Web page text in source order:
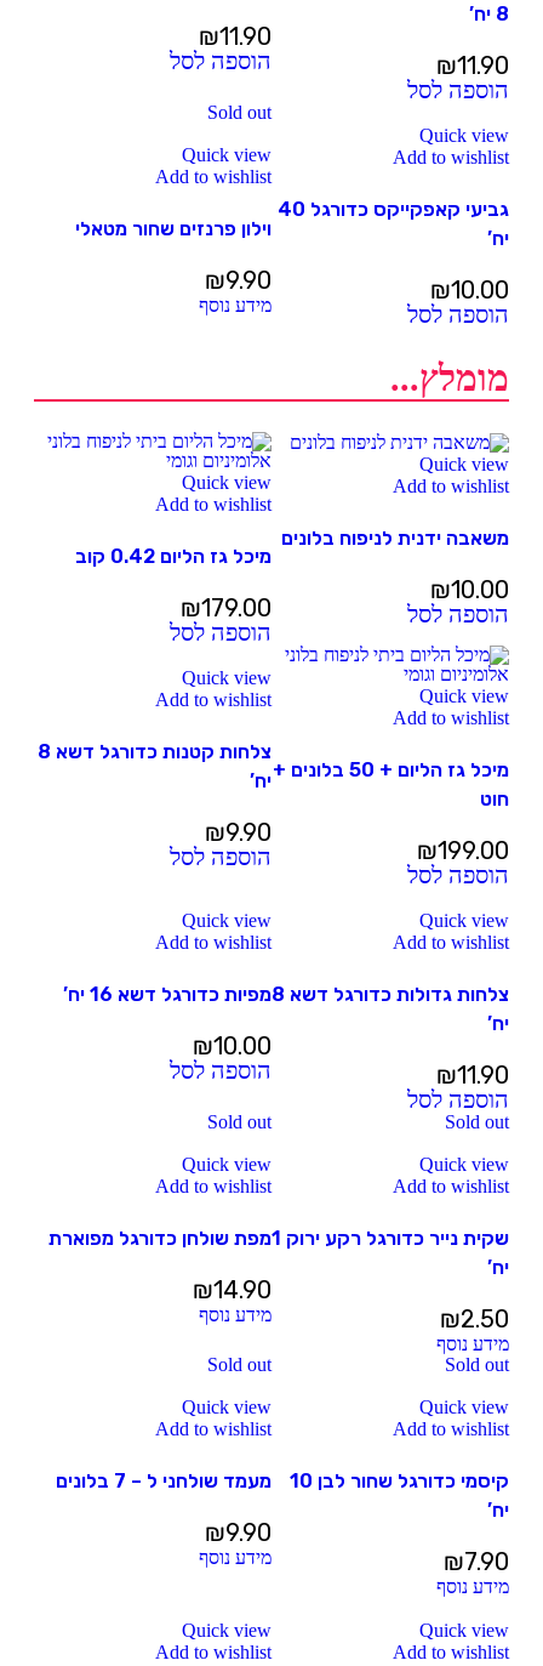
8 יח’
₪11.90
הוספה לסל
₪11.90
הוספה לסל
Quick view
Add to wishlist
גביעי קאפקייקס כדורגל 40
יח’
₪10.00
הוספה לסל
Sold out
Quick view
Add to wishlist
וילון פרנזים שחור מטאלי
₪9.90
מידע נוסף
מומלץ...
Quick view
Add to wishlist
משאבה ידנית לניפוח בלונים
₪10.00
הוספה לסל
Quick view
Add to wishlist
מיכל גז הליום 0.42 קוב
₪179.00
הוספה לסל
Quick view
Add to wishlist
מיכל גז הליום + 50 בלונים +
חוט
₪199.00
הוספה לסל
Quick view
Add to wishlist
צלחות קטנות כדורגל דשא 8
יח’
₪9.90
הוספה לסל
Quick view
Add to wishlist
צלחות גדולות כדורגל דשא 8
יח’
₪11.90
הוספה לסל
Quick view
Add to wishlist
מפיות כדורגל דשא 16 יח’
₪10.00
הוספה לסל
Sold out
Quick view
Add to wishlist
שקית נייר כדורגל רקע ירוק 1
יח’
₪2.50
מידע נוסף
Sold out
Quick view
Add to wishlist
מפת שולחן כדורגל מפוארת
₪14.90
מידע נוסף
Sold out
Quick view
Add to wishlist
קיסמי כדורגל שחור לבן 10
יח’
₪7.90
מידע נוסף
Sold out
Quick view
Add to wishlist
מעמד שולחני ל – 7 בלונים
₪9.90
מידע נוסף
Quick view
Add to wishlist
Quick view
Add to wishlist